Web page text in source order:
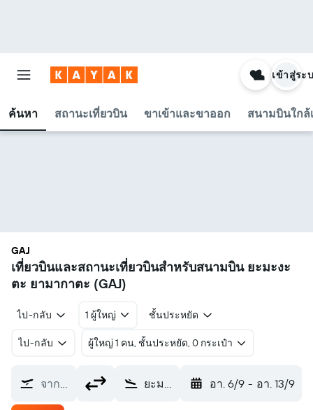
ค้นหา สถานะเที่ยวบิน ขาเข้าและขาออก สนามบินใกล้
เข้าสู่ระ
GAJ
เที่ยวบินและสถานะเที่ยวบินสำหรับสนามบิน ยะมะงะ
ตะ ยามากาตะ (GAJ)
ไป-กลับ 1 ผู้ใหญ่ ชั้นประหยัด
ไป-กลับ ผู้ใหญ่ 1 คน, ชั้นประหยัด, 0 กระเป๋า
จากที่ไหน? ยะมะงะตะ ยามากาตะ (GAJ) อา. 6/9 - อา. 13/9